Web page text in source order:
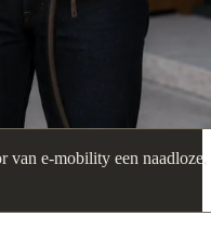
van e-mobility een naadloze,